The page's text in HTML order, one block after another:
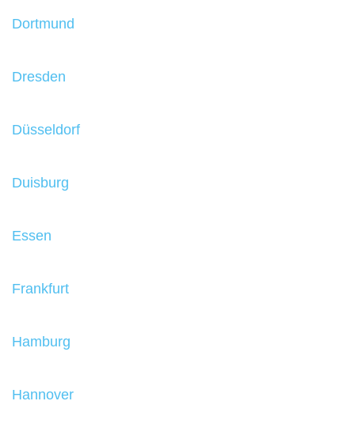
Dortmund
Dresden
Düsseldorf
Duisburg
Essen
Frankfurt
Hamburg
Hannover